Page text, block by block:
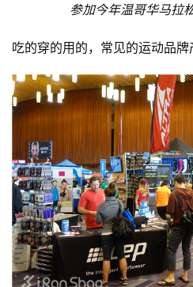
参加今年温哥华马拉
吃的穿的用的，常见的运动品牌